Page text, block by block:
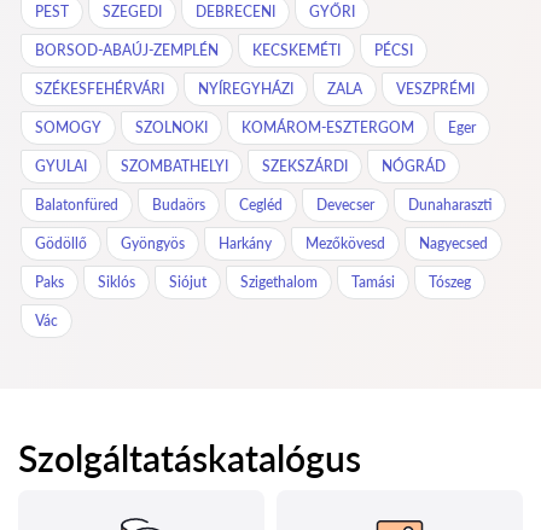
PEST SZEGEDI DEBRECENI GYŐRI
BORSOD-ABAÚJ-ZEMPLÉN KECSKEMÉTI PÉCSI
SZÉKESFEHÉRVÁRI NYÍREGYHÁZI ZALA VESZPRÉMI
SOMOGY SZOLNOKI KOMÁROM-ESZTERGOM Eger
GYULAI SZOMBATHELYI SZEKSZÁRDI NÓGRÁD
Balatonfüred Budaörs Cegléd Devecser Dunaharaszti
Gödöllő Gyöngyös Harkány Mezőkövesd Nagyecsed
Paks Siklós Siójut Szigethalom Tamási Tószeg
Vác
Szolgáltatáskatalógus